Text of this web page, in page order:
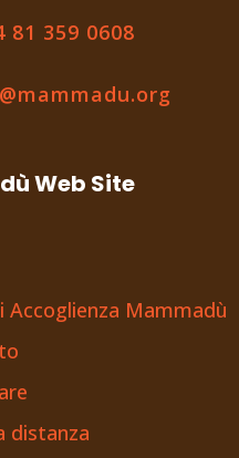
81 359 0608
Web Site
Accoglienza Mammadù
distanza